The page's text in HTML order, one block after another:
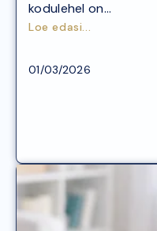
kodulehel on...
Loe edasi...
01/03/2026